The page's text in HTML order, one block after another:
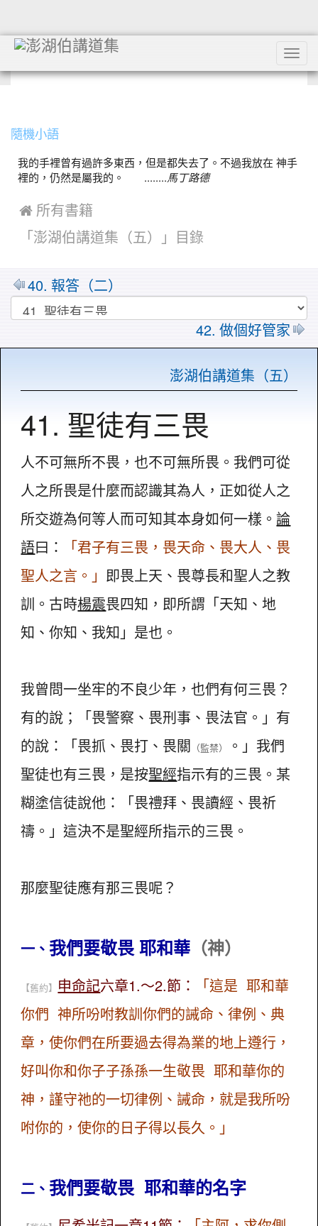
隨機小語
我的手裡曾有過許多東西，但是都失去了。不過我放在 神手
裡的，仍然是屬我的。 ........馬丁路德
 所有書籍
「澎湖伯講道集（五）」目錄
40. 報答（二）
42. 做個好管家
澎湖伯講道集（五）
41. 聖徒有三畏
人不可無所不畏，也不可無所畏。我們可從
人之所畏是什麼而認識其為人，正如從人之
所交遊為何等人而可知其本身如何一樣。論
語曰：
「君子有三畏，畏天命、畏大人、畏
聖人之言。」 即畏上天、畏尊長和聖人之教
訓。古時楊震畏四知，即所謂「天知、地
知、你知、我知」是也。
我曾問一坐牢的不良少年，也們有何三畏？
有的說；「畏警察、畏刑事、畏法官。」有
的說：「畏抓、畏打、畏關 （監禁）
。」我們
聖徒也有三畏，是按聖經指示有的三畏。某
糊塗信徒說他：「畏禮拜、畏讀經、畏祈
禱。」這決不是聖經所指示的三畏。
那麼聖徒應有那三畏呢？
一、 我們要敬畏 耶和華 （神）
【舊約】 申命記六章1.～2.節：
「這是 耶和華
你們 神所吩咐教訓你們的誡命、律例、典
章，使你們在所要過去得為業的地上遵行，
好叫你和你子子孫孫一生敬畏 耶和華你的
神，謹守祂的一切律例、誡命，就是我所吩
咐你的，使你的日子得以長久。」
二、 我們要敬畏 耶和華的名字